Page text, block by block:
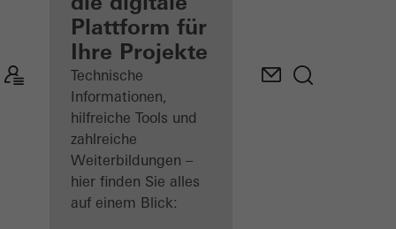
Mein
Arbeitsplatz
kennenlernen
Plattform für
Ihre Projekte
Technische
Informationen,
hilfreiche Tools und
zahlreiche
Weiterbildungen –
hier finden Sie alles
auf einem Blick: